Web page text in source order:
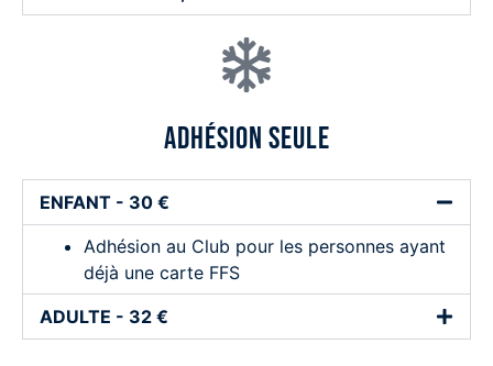
Adhésion seule
ENFANT - 30 €
Adhésion au Club pour les personnes ayant
déjà une carte FFS
ADULTE - 32 €